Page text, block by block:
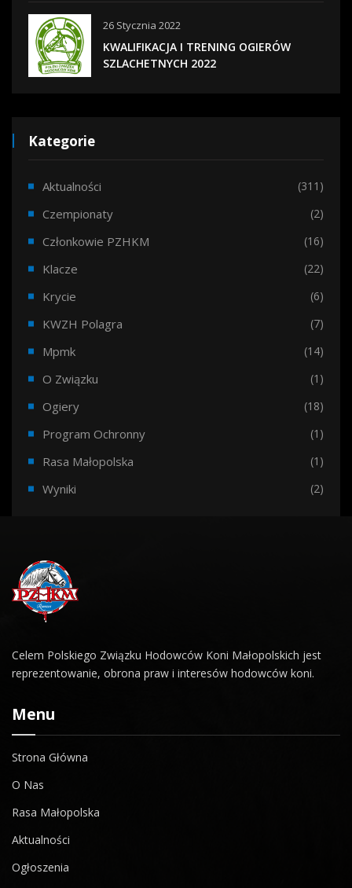
26 Stycznia 2022
KWALIFIKACJA I TRENING OGIERÓW
SZLACHETNYCH 2022
Kategorie
Aktualności (311)
Czempionaty (2)
Członkowie PZHKM (16)
Klacze (22)
Krycie (6)
KWZH Polagra (7)
Mpmk (14)
O Związku (1)
Ogiery (18)
Program Ochronny (1)
Rasa Małopolska (1)
Wyniki (2)
Celem Polskiego Związku Hodowców Koni Małopolskich jest
reprezentowanie, obrona praw i interesów hodowców koni.
Menu
Strona Główna
O Nas
Rasa Małopolska
Aktualności
Ogłoszenia